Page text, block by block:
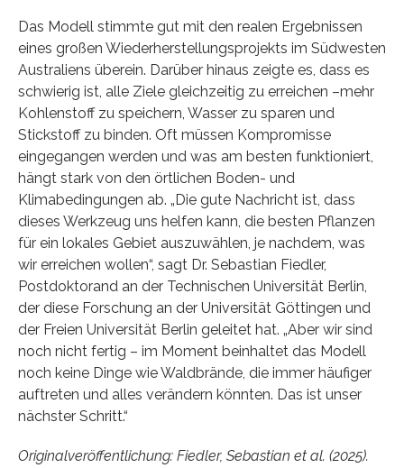
Das Modell stimmte gut mit den realen Ergebnissen
eines großen Wiederherstellungsprojekts im Südwesten
Australiens überein. Darüber hinaus zeigte es, dass es
schwierig ist, alle Ziele gleichzeitig zu erreichen –mehr
Kohlenstoff zu speichern, Wasser zu sparen und
Stickstoff zu binden. Oft müssen Kompromisse
eingegangen werden und was am besten funktioniert,
hängt stark von den örtlichen Boden- und
Klimabedingungen ab. „Die gute Nachricht ist, dass
dieses Werkzeug uns helfen kann, die besten Pflanzen
für ein lokales Gebiet auszuwählen, je nachdem, was
wir erreichen wollen“, sagt Dr. Sebastian Fiedler,
Postdoktorand an der Technischen Universität Berlin,
der diese Forschung an der Universität Göttingen und
der Freien Universität Berlin geleitet hat. „Aber wir sind
noch nicht fertig – im Moment beinhaltet das Modell
noch keine Dinge wie Waldbrände, die immer häufiger
auftreten und alles verändern könnten. Das ist unser
nächster Schritt.“
Originalveröffentlichung: Fiedler, Sebastian et al. (2025).